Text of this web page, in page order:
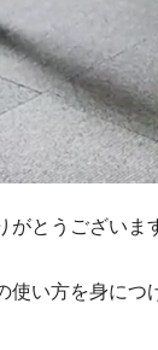
がとうございま
使い方を身につ